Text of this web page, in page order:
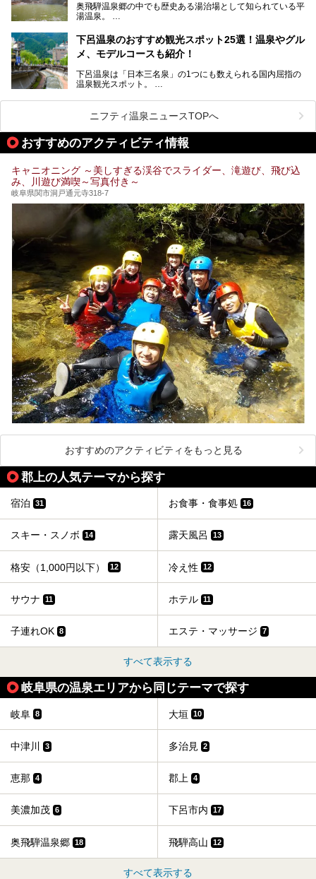
そんな池田温泉の魅力を詳しく紹介していきます！
奥飛騨温泉郷の中でも歴史ある湯治場として知られている平
湯温泉。
らの利用客も増え、ますます賑わいを見せています。そこで
今回は、平湯温泉の観光スポットとおすすめの温泉施設を紹
介します。気になる温泉をぜひチェックしてみてください。
下呂温泉のおすすめ観光スポット25選！温泉やグル
メ、モデルコースも紹介！
下呂温泉は「日本三名泉」の1つにも数えられる国内屈指の
温泉観光スポット。
のグルメを楽しんだり、周辺にある名所にも足を伸ばしたり
したいもの。
本記事では、下呂温泉エリアにあるおすすめの観光スポット
をご紹介するとともに散策する際のモデルコースもご提案。
下呂温泉観光をたっぷりとガイドします！
ニフティ温泉ニュースTOPへ
おすすめのアクティビティ情報
キャニオニング ～美しすぎる渓谷でスライダー、滝遊び、飛び込
み、川遊び満喫～写真付き～
岐阜県関市洞戸通元寺318-7
おすすめのアクティビティをもっと見る
郡上の人気テーマから探す
宿泊 31 お食事・食事処 16
スキー・スノボ 14 露天風呂 13
格安（1,000円以下） 12 冷え性 12
サウナ 11 ホテル 11
子連れOK 8 エステ・マッサージ 7
すべて表示する
岐阜県の温泉エリアから同じテーマで探す
岐阜 8 大垣 10
中津川 3 多治見 2
恵那 4 郡上 4
美濃加茂 6 下呂市内 17
奥飛騨温泉郷 18 飛騨高山 12
すべて表示する